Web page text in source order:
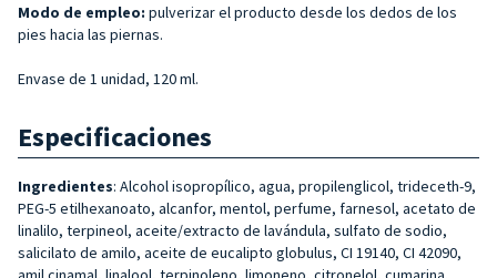
Modo de empleo: pulverizar el producto desde los dedos de los
pies hacia las piernas.
Envase de 1 unidad, 120 ml.
Especificaciones
Ingredientes: Alcohol isopropílico, agua, propilenglicol, trideceth-9,
PEG-5 etilhexanoato, alcanfor, mentol, perfume, farnesol, acetato de
linalilo, terpineol, aceite/extracto de lavándula, sulfato de sodio,
salicilato de amilo, aceite de eucalipto globulus, CI 19140, CI 42090,